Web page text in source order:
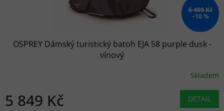
6 499 Kč
–10 %
OSPREY Dámský turistický batoh EJA 58 purple dusk -
vínový
Skladem
5 849 Kč DETAIL